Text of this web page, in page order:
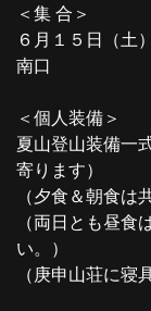
＜集 合＞
６月１５日（土
南口
＜個人装備＞
夏山登山装備一
寄ります）
（夕食＆朝食は
（両日とも昼
い。）
（庚申山荘に寝